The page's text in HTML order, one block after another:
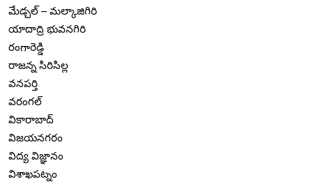
మేడ్చల్ – మల్కాజిగిరి
యాదాద్రి భువనగిరి
రంగారెడ్డి
రాజన్న సిరిసిల్ల
వనపర్తి
వరంగల్
వికారాబాద్
విజయనగరం
విద్య విజ్ఞానం
విశాఖపట్నం